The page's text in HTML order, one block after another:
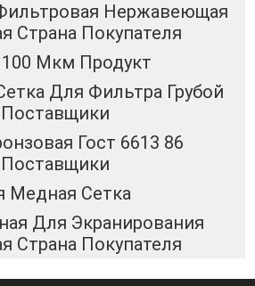
Нержавеющая
Страна Покупателя
Мкм Продукт
Для Фильтра Грубой
Поставщики
Гост 6613 86
Поставщики
Медная Сетка
Для Экранирования
Страна Покупателя